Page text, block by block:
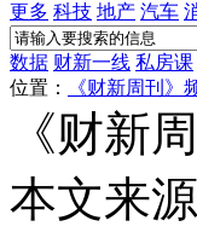
更多 科技 地产 汽车
数据 财新一线 私房课
位置：
《财新周刊》
《财新
本文来